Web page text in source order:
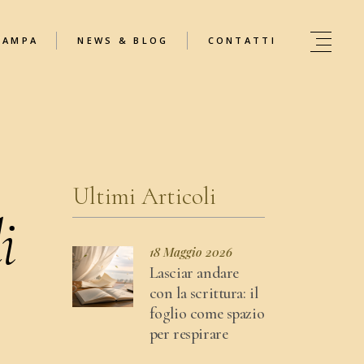
NEWS & BLOG CONTATTI
Ultimi Articoli
18 Maggio 2026
Lasciar andare
con la scrittura: il
foglio come spazio
per respirare